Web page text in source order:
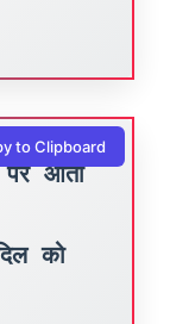
पर आता
को
to Clipboard